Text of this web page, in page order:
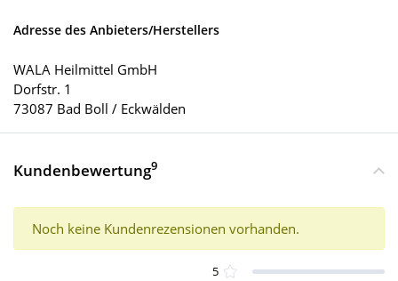
Adresse des Anbieters/Herstellers
WALA Heilmittel GmbH
Dorfstr. 1
73087 Bad Boll / Eckwälden
Kundenbewertung9
Noch keine Kundenrezensionen vorhanden.
5